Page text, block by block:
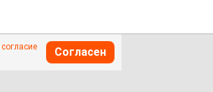
согласие
Согласен